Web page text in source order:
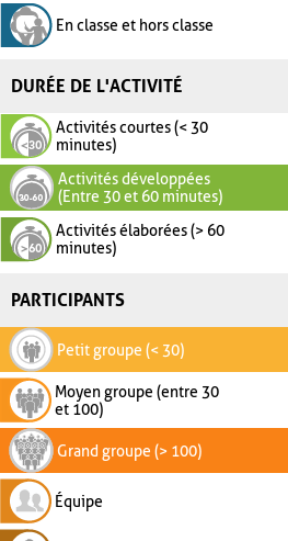
En classe et hors classe
DURÉE DE L'ACTIVITÉ
Activités courtes (< 30
minutes)
Activités développées
(Entre 30 et 60 minutes)
Activités élaborées (> 60
minutes)
PARTICIPANTS
Petit groupe (< 30)
Moyen groupe (entre 30
et 100)
Grand groupe (> 100)
Équipe